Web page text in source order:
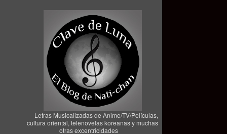
Letras Musicalizadas de Anime/TV/Películas,
cultura oriental, telenovelas koreanas y muchas
otras excentricidades